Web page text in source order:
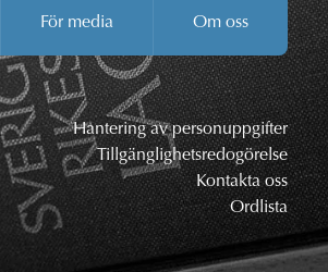
För media Om oss
Hantering av personuppgifter
Tillgänglighetsredogörelse
Kontakta oss
Ordlista